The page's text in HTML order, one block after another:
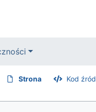
Strona Kod